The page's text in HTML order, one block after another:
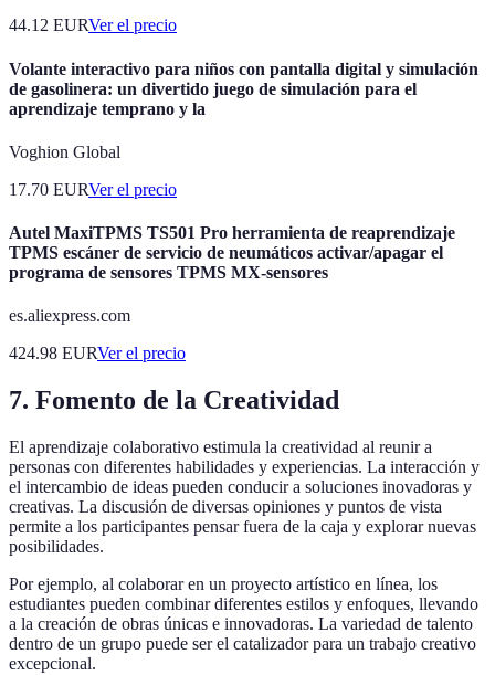
44.12 EURVer el precio
Volante interactivo para niños con pantalla digital y simulación
de gasolinera: un divertido juego de simulación para el
aprendizaje temprano y la
Voghion Global
17.70 EURVer el precio
Autel MaxiTPMS TS501 Pro herramienta de reaprendizaje
TPMS escáner de servicio de neumáticos activar/apagar el
programa de sensores TPMS MX-sensores
es.aliexpress.com
424.98 EURVer el precio
7. Fomento de la Creatividad
El aprendizaje colaborativo estimula la creatividad al reunir a
personas con diferentes habilidades y experiencias. La interacción y
el intercambio de ideas pueden conducir a soluciones inovadoras y
creativas. La discusión de diversas opiniones y puntos de vista
permite a los participantes pensar fuera de la caja y explorar nuevas
posibilidades.
Por ejemplo, al colaborar en un proyecto artístico en línea, los
estudiantes pueden combinar diferentes estilos y enfoques, llevando
a la creación de obras únicas e innovadoras. La variedad de talento
dentro de un grupo puede ser el catalizador para un trabajo creativo
excepcional.